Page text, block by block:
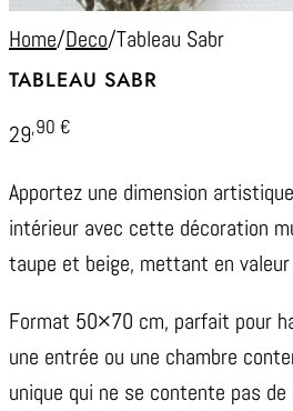
Home/Deco/Tableau Sabr
TABLEAU SABR
29,90 €
Apportez une dimension
intérieur avec cette décoration
taupe et beige, mettant en valeur
Format 50×70 cm, parfait pour
une entrée ou une chambre
unique qui ne se contente pas de